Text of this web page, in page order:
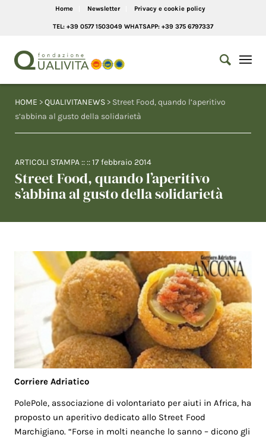
Home Newsletter Privacy e cookie policy
TEL: +39 0577 1503049 WHATSAPP: +39 375 6797337
HOME >QUALIVITANEWS > Street Food, quando l’aperitivo
s’abbina al gusto della solidarietà
ARTICOLI STAMPA :: ::17 febbraio 2014
Street Food, quando l’aperitivo
s’abbina al gusto della solidarietà
Corriere Adriatico
PolePole, associazione di volontariato per aiuti in Africa, ha
proposto un aperitivo dedicato allo Street Food
Marchigiano. “Forse in molti neanche lo sanno – dicono gli